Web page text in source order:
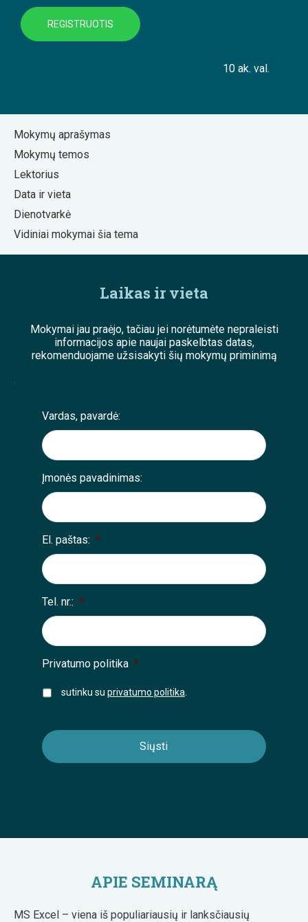
REGISTRUOTIS
10 ak. val.
Mokymų aprašymas
Mokymų temos
Lektorius
Data ir vieta
Dienotvarkė
Vidiniai mokymai šia tema
Laikas ir vieta
Mokymai jau praėjo, tačiau jei norėtumėte nepraleisti
informacijos apie naujai paskelbtas datas,
rekomenduojame užsisakyti šių mokymų priminimą
;
Vardas, pavardė:
Įmonės pavadinimas:
El. paštas: *
Tel. nr.: *
Privatumo politika *
sutinku su privatumo politika
APIE SEMINARĄ
MS Excel – viena iš populiariausių ir lanksčiausių